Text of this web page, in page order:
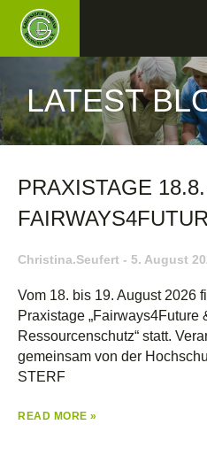
LATEST
PRAXISTAGE
Christina.seufert 5. August
Vom 18. bis 19. August 2026
Praxistage „Fairways4Future
Ressourcenschutz“ statt.
gemeinsam von der
STERF
READ MORE »